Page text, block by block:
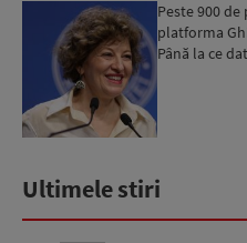
Peste 900
platforma
Până la ce
Ultimele stiri